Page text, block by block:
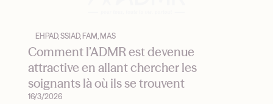
EHPAD, SSIAD, FAM, MAS
Comment l’ADMR est devenue
attractive en allant chercher les
soignants là où ils se trouvent
16/3/2026